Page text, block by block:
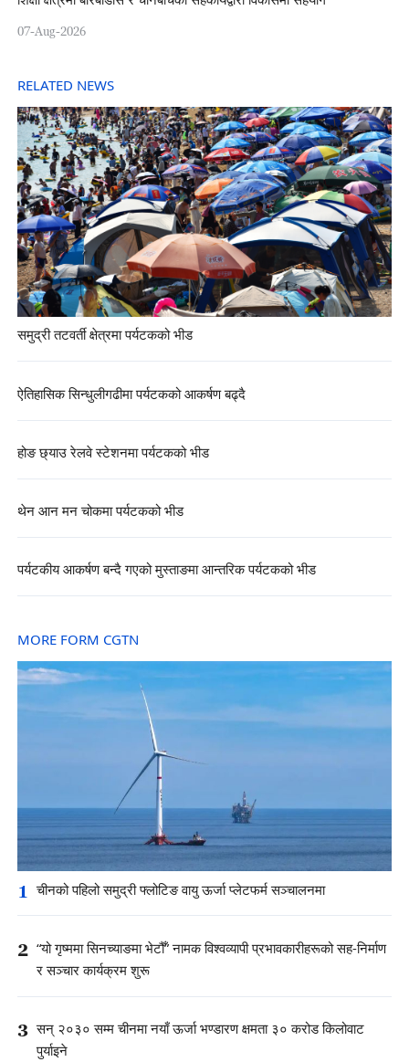
07-Aug-2026
RELATED NEWS
समुद्री तटवर्ती क्षेत्रमा पर्यटकको भीड
ऐतिहासिक सिन्धुलीगढीमा पर्यटकको आकर्षण बढ्दै
होङ छ्याउ रेलवे स्टेशनमा पर्यटकको भीड
थेन आन मन चोकमा पर्यटकको भीड
पर्यटकीय आकर्षण बन्दै गएको मुस्ताङमा आन्तरिक पर्यटकको भीड
MORE FORM CGTN
1 चीनको पहिलो समुद्री फ्लोटिङ वायु ऊर्जा प्लेटफर्म सञ्चालनमा
2 “यो गृष्ममा सिनच्याङमा भेटौँ” नामक विश्वव्यापी प्रभावकारीहरूको सह-निर्माण
र सञ्चार कार्यक्रम शुरू
3 सन् २०३० सम्म चीनमा नयाँ ऊर्जा भण्डारण क्षमता ३० करोड किलोवाट
पुर्याइने